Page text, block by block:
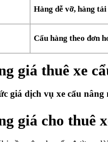
Hàng dễ vỡ, hàng
Cẩu hàng theo đơn
giá thuê xe
giá dịch vụ xe cẩu nâng
giá cho thuê